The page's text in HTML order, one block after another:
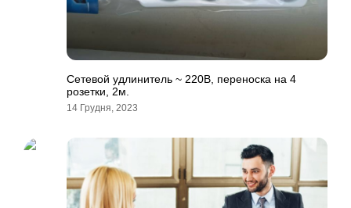
Сетевой удлинитель ~ 220В, переноска на 4
розетки, 2м.
14 Грудня, 2023